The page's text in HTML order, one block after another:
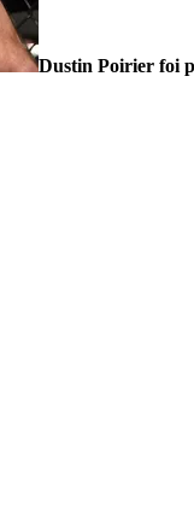
Dustin Poirier foi